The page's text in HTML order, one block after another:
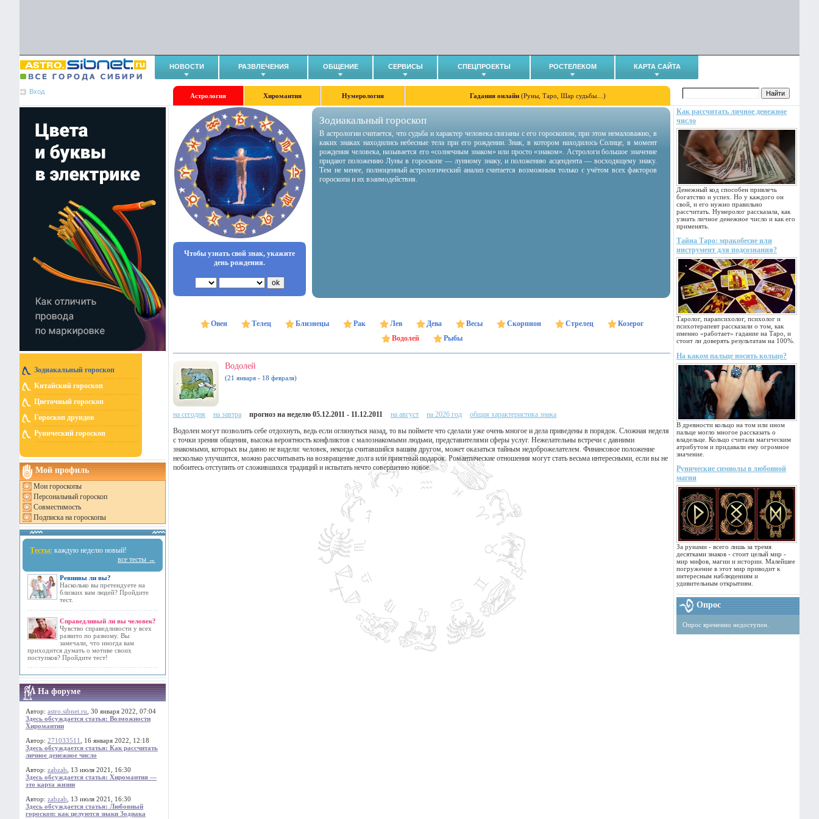
НОВОСТИ РАЗВЛЕЧЕНИЯ ОБЩЕНИЕ СЕРВИСЫ СПЕЦПРОЕКТЫ РОСТЕЛЕКОМ КАРТА САЙТА
Вход
Астрология Хиромантия Нумерология Гадания онлайн (Руны, Таро, Шар судьбы…)
Зодиакальный гороскоп
Китайский гороскоп
Цветочный гороскоп
Гороскоп друидов
Рунический гороскоп
Мой профиль
Мои гороскопы
Персональный гороскоп
Совместимость
Подписка на гороскопы
Тесты: каждую неделю новый!
все тесты →
Ревнивы ли вы?
Насколько вы претендуете на
близких вам людей? Пройдите
тест.
Справедливый ли вы человек?
Чувство справедливости у всех
развито по разному. Вы
замечали, что иногда вам
приходится думать о мотиве своих
поступков? Пройдите тест!
На форуме
Автор: astro.sibnet.ru , 30 января 2022, 07:04
Здесь обсуждается статья: Возможности
Хиромантии
Автор: 271033511
, 16 января 2022, 12:18
Здесь обсуждается статья: Как рассчитать
личное денежное число
Автор: zabzab , 13 июля 2021, 16:30
Здесь обсуждается статья: Хиромантия —
это карта жизни
Автор: zabzab , 13 июля 2021, 16:30
Здесь обсуждается статья: Любовный
гороскоп: как целуются знаки Зодиака
Как рассчитать личное денежное
число
Денежный код способен привлечь
богатство и успех. Но у каждого он
свой, и его нужно правильно
рассчитать. Нумеролог рассказала, как
узнать личное денежное число и как его
применять.
Тайна Таро: мракобесие или
инструмент для подсознания?
Таролог, парапсихолог, психолог и
психотерапевт рассказали о том, как
именно «работает» гадание на Таро, и
стоит ли доверять результатам на 100%.
На каком пальце носить кольцо?
В древности кольцо на том или ином
пальце могло многое рассказать о
владельце. Кольцо считали магическим
атрибутом и придавали ему огромное
значение.
Рунические символы в любовной
магии
За рунами - всего лишь за тремя
десятками знаков - стоит целый мир -
мир мифов, магии и истории. Малейшее
погружение в этот мир приводит к
интересным наблюдениям и
удивительным открытиям.
Опрос
Опрос временно недоступен.
Чтобы узнать свой знак, укажите
день рождения.
Зодиакальный гороскоп
В астрологии считается, что судьба и характер человека связаны с его гороскопом, при этом немаловажно, в
каких знаках находились небесные тела при его рождении. Знак, в котором находилось Солнце, в момент
рождения человека, называется его «солнечным знаком» или просто «знаком». Астрологи большое значение
придают положению Луны в гороскопе — лунному знаку, и положению асцендента — восходящему знаку.
Тем не менее, полноценный астрологический анализ считается возможным только с учётом всех факторов
гороскопа и их взаимодействия.
Овен Телец Близнецы Рак Лев Дева Весы Скорпион Стрелец
Козерог
Водолей
Рыбы
Водолей
(21 января - 18 февраля)
на сегодня на завтра прогноз на неделю 05.12.2011 - 11.12.2011 на август на 2026 год
общая характеристика знака
Водолеи могут позволить себе отдохнуть, ведь если оглянуться назад, то вы поймете что сделали уже очень многое и дела приведены в порядок. Сложная неделя
с точки зрения общения, высока вероятность конфликтов с малознакомыми людьми, представителями сферы услуг. Нежелательны встречи с давними
знакомыми, которых вы давно не видели: человек, некогда считавшийся вашим другом, может оказаться тайным недоброжелателем. Финансовое положение
несколько улучшится, можно рассчитывать на возвращение долга или приятный подарок. Романтические отношения могут стать весьма интересными, если вы не
побоитесь отступить от сложившихся традиций и испытать нечто совершенно новое.